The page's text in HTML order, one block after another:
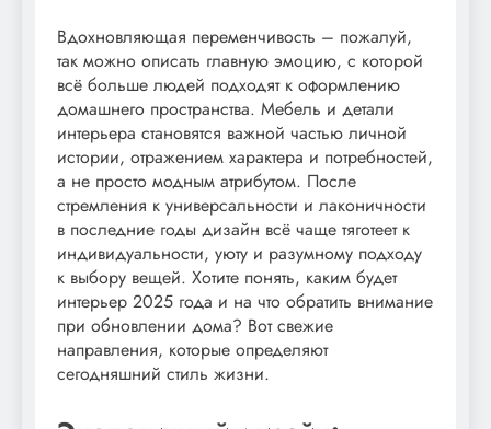
Вдохновляющая переменчивость – пожалуй,
так можно описать главную эмоцию, с которой
всё больше людей подходят к оформлению
домашнего пространства. Мебель и детали
интерьера становятся важной частью личной
истории, отражением характера и потребностей,
а не просто модным атрибутом. После
стремления к универсальности и лаконичности
в последние годы дизайн всё чаще тяготеет к
индивидуальности, уюту и разумному подходу
к выбору вещей. Хотите понять, каким будет
интерьер 2025 года и на что обратить внимание
при обновлении дома? Вот свежие
направления, которые определяют
сегодняшний стиль жизни.